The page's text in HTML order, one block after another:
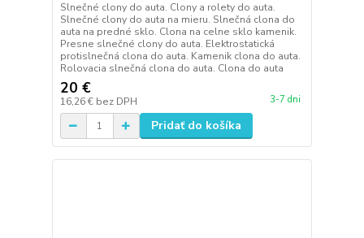
Slnečné clony do auta. Clony a rolety do auta.
Slnečné clony do auta na mieru. Slnečná clona do
auta na predné sklo. Clona na celne sklo kamenik.
Presne slnečné clony do auta. Elektrostatická
protislnečná clona do auta. Kamenik clona do auta.
Rolovacia slnečná clona do auta. Clona do auta
20 €
16,26 € bez DPH 3-7 dni
Pridať do košíka